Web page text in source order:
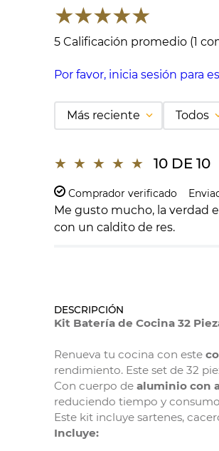
★★★★★
5 Calificación promedio (1
Por favor, inicia sesión para
Más reciente Todos
★ ★ ★ ★ ★ 10 DE 10
Comprador verificado
Me gusto mucho, la verdad
con un caldito de res.
DESCRIPCIÓN
Kit Batería de Cocina 32
Renueva tu cocina con este
rendimiento. Este set de 32
Con cuerpo de aluminio con
reduciendo tiempo y consumo
Este kit incluye sartenes,
Incluye: